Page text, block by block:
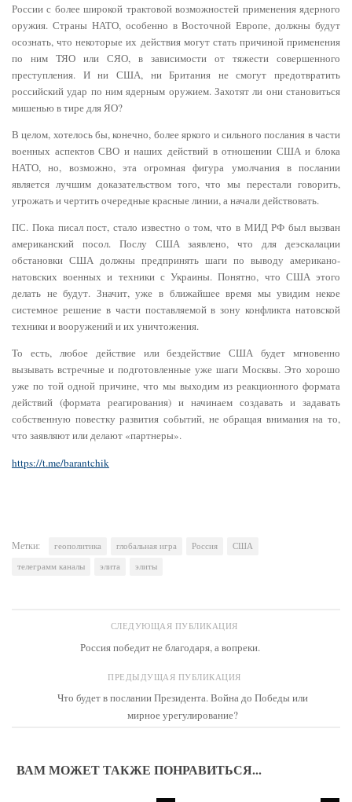
России с более широкой трактовой возможностей применения ядерного
оружия. Страны НАТО, особенно в Восточной Европе, должны будут
осознать, что некоторые их действия могут стать причиной применения
по ним ТЯО или СЯО, в зависимости от тяжести совершенного
преступления. И ни США, ни Британия не смогут предотвратить
российский удар по ним ядерным оружием. Захотят ли они становиться
мишенью в тире для ЯО?
В целом, хотелось бы, конечно, более яркого и сильного послания в части
военных аспектов СВО и наших действий в отношении США и блока
НАТО, но, возможно, эта огромная фигура умолчания в послании
является лучшим доказательством того, что мы перестали говорить,
угрожать и чертить очередные красные линии, а начали действовать.
ПС. Пока писал пост, стало известно о том, что в МИД РФ был вызван
американский посол. Послу США заявлено, что для деэскалации
обстановки США должны предпринять шаги по выводу американо-
натовских военных и техники с Украины. Понятно, что США этого
делать не будут. Значит, уже в ближайшее время мы увидим некое
системное решение в части поставляемой в зону конфликта натовской
техники и вооружений и их уничтожения.
То есть, любое действие или бездействие США будет мгновенно
вызывать встречные и подготовленные уже шаги Москвы. Это хорошо
уже по той одной причине, что мы выходим из реакционного формата
действий (формата реагирования) и начинаем создавать и задавать
собственную повестку развития событий, не обращая внимания на то,
что заявляют или делают «партнеры».
https://t.me/barantchik
Метки: геополитика глобальная игра Россия
США
телеграмм каналы
элита элиты
СЛЕДУЮЩАЯ ПУБЛИКАЦИЯ
Россия победит не благодаря, а вопреки.
ПРЕДЫДУЩАЯ ПУБЛИКАЦИЯ
Что будет в послании Президента. Война до Победы или
мирное урегулирование?
ВАМ МОЖЕТ ТАКЖЕ ПОНРАВИТЬСЯ...